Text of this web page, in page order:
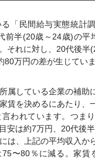
「民間給与実態統計
前半(20歳～24歳)の平
それに対し、20代後半
万円の差が生じていま
属している企業の補助
賃を決めるにあたり、
われています。つま
安は約7万円、20代後半
は、上記の平均収入か
〜80％に減る。家賃